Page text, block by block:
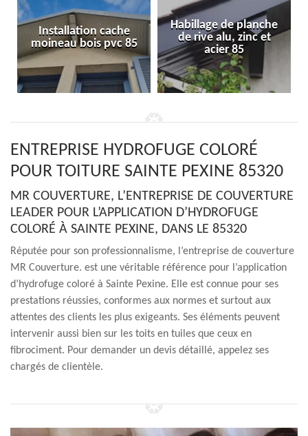
Installation cache
moineau bois pvc 85
Habillage de planche
de rive alu, zinc et
acier 85
ENTREPRISE HYDROFUGE COLORÉ
POUR TOITURE SAINTE PEXINE 85320
MR COUVERTURE, L’ENTREPRISE DE COUVERTURE
LEADER POUR L’APPLICATION D’HYDROFUGE
COLORÉ À SAINTE PEXINE, DANS LE 85320
Réputée pour son professionnalisme, l’entreprise de couverture
MR Couverture. est une véritable référence pour l’application
d’hydrofuge coloré à Sainte Pexine. Elle est connue pour ses
prestations réussies, conformes aux normes et surtout aux
attentes des clients les plus exigeants. Ses éléments peuvent
intervenir aussi bien sur les toits en tuiles que ceux en
fibrociment. Pour demander un devis détaillé, appelez ses
chargés de clientèle.